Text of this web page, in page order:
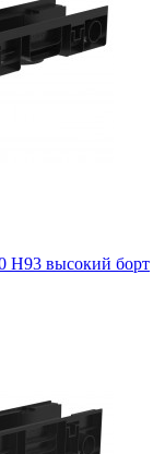
H93 высокий борт